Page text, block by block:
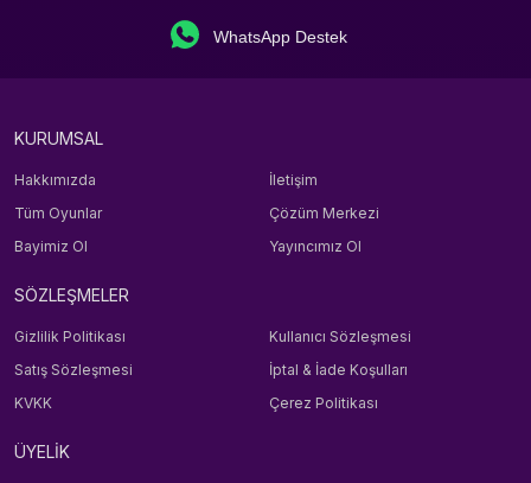
WhatsApp Destek
KURUMSAL
Hakkımızda
İletişim
Tüm Oyunlar
Çözüm Merkezi
Bayimiz Ol
Yayıncımız Ol
SÖZLEŞMELER
Gizlilik Politikası
Kullanıcı Sözleşmesi
Satış Sözleşmesi
İptal & İade Koşulları
KVKK
Çerez Politikası
ÜYELİK